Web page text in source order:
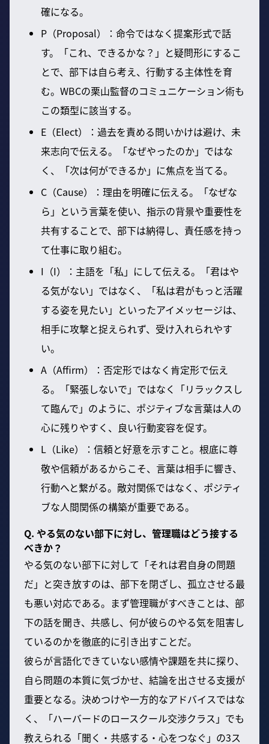
確になる。
P（Proposal）：命令ではなく提案形式で話
す。「これ、できるかな？」と疑問形にするこ
とで、部下は自ら考え、行動する主体性を育
む。WBCの栗山監督のコミュニケーション術も
この類型に該当する。
E（Elect）：過去を責める問いかけは避け、未
来志向で伝える。「なぜやったのか」ではな
く、「次は何ができるか」に焦点を当てる。
C（Cause）：理由を明確に伝える。「なぜな
ら」という言葉を使い、指示の背景や重要性を
共有することで、部下は納得し、責任感を持っ
て仕事に取り組む。
I（I）：主語を「私」にして伝える。「君はや
る気がない」ではなく、「私は君がもっと活躍
する姿を見たい」といったアイメッセージは、
相手に攻撃と捉えられず、受け入れられやす
い。
A（Affirm）：否定形ではなく肯定形で伝え
る。「緊張しないで」ではなく「リラックスし
て臨んで」のように、ポジティブな言葉は人の
心に残りやすく、良い行動変容を促す。
L（Like）：信頼と好意を示すこと。根底に尊
敬や信頼があるからこそ、言葉は相手に響き、
行動へと繋がる。敵対関係ではなく、ポジティ
ブな人間関係の構築が重要である。
Q. やる気のない部下に対し、管理職はどう接する
べきか？
やる気のない部下に対して「それは君自身の問題
だ」と突き放すのは、部下を閉ざし、孤立させる最
も悪い対応である。まず管理職がすべきことは、部
下の話を聞き、共感し、何が彼らのやる気を阻害し
ているのかを徹底的に引き出すことだ。
彼らが言語化できていない感情や課題を共に探り、
自ら問題の本質に気づかせ、結論を出させる支援が
重要となる。決めつけや一方的なアドバイスではな
く、「ハーバードのロースクール交渉クラス」でも
教えられる「聞く・共感する・心をつなぐ」の3ス